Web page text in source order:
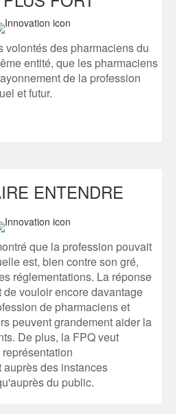
volontés des pharmaciens du
entité, que les pharmaciens
de la profession
et futur.
ENTENDRE
que la profession pouvait
est, bien contre son gré,
réglementations. La réponse
vouloir encore davantage
de pharmaciens et
peuvent grandement aider la
De plus, la FPQ veut
des instances
du public.